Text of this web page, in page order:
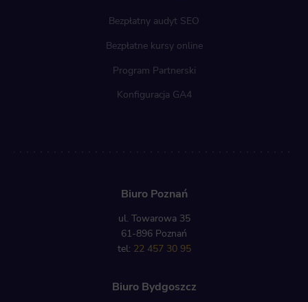
Bezpłatny audyt SEO
Bezpłatne kursy online
Program Partnerski
Konfiguracja GA4
Biuro Poznań
ul. Towarowa 35
61-896 Poznań
tel: 22 457 30 95
Biuro Bydgoszcz